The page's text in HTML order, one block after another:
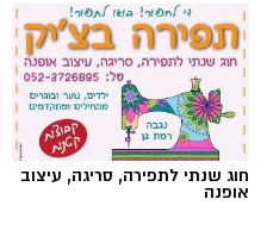
חוג שנתי לתפירה, סריגה, עיצוב
אופנה